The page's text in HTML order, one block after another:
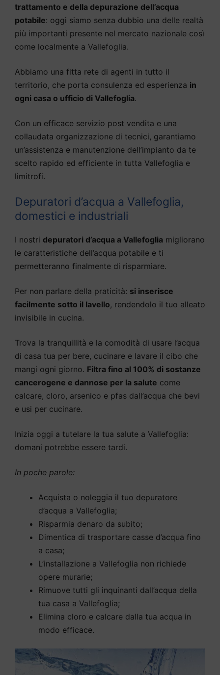
trattamento e della depurazione dell’acqua
potabile: oggi siamo senza dubbio una delle realtà
più importanti presente nel mercato nazionale così
come localmente a Vallefoglia.
Abbiamo una fitta rete di agenti in tutto il
territorio, che porta consulenza ed esperienza in
ogni casa o ufficio di Vallefoglia.
Con un efficace servizio post vendita e una
collaudata organizzazione di tecnici, garantiamo
un’assistenza e manutenzione dell’impianto da te
scelto rapido ed efficiente in tutta Vallefoglia e
limitrofi.
Depuratori d’acqua a Vallefoglia,
domestici e industriali
I nostri depuratori d’acqua a Vallefoglia migliorano
le caratteristiche dell’acqua potabile e ti
permetteranno finalmente di risparmiare.
Per non parlare della praticità: si inserisce
facilmente sotto il lavello, rendendolo il tuo alleato
invisibile in cucina.
Trova la tranquillità e la comodità di usare l’acqua
di casa tua per bere, cucinare e lavare il cibo che
mangi ogni giorno. Filtra fino al 100% di sostanze
cancerogene e dannose per la salute come
calcare, cloro, arsenico e pfas dall’acqua che bevi
e usi per cucinare.
Inizia oggi a tutelare la tua salute a Vallefoglia:
domani potrebbe essere tardi.
In poche parole:
Acquista o noleggia il tuo depuratore
d’acqua a Vallefoglia;
Risparmia denaro da subito;
Dimentica di trasportare casse d’acqua fino
a casa;
L’installazione a Vallefoglia non richiede
opere murarie;
Rimuove tutti gli inquinanti dall’acqua della
tua casa a Vallefoglia;
Elimina cloro e calcare dalla tua acqua in
modo efficace.